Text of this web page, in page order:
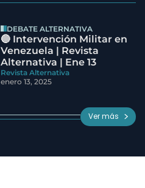
DEBATE ALTERNATIVA
🔵 Intervención Militar en
Venezuela | Revista
Alternativa | Ene 13
Revista Alternativa
enero 13, 2025
Ver más